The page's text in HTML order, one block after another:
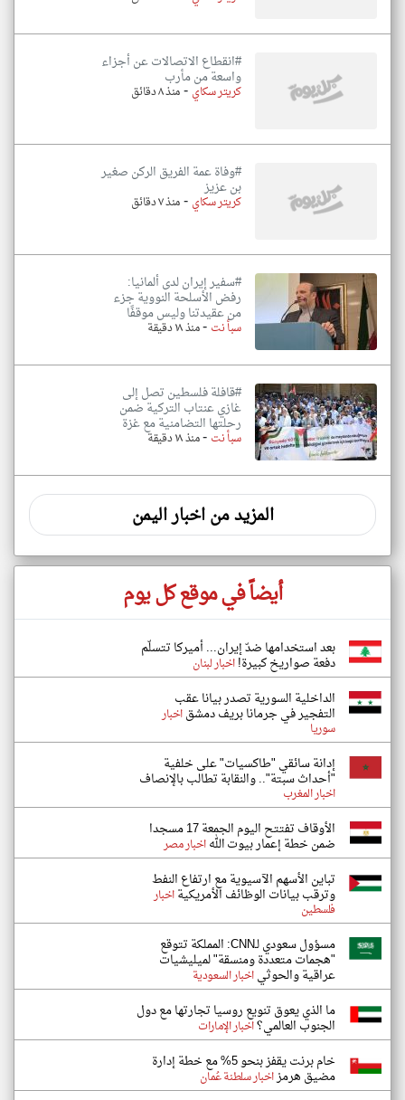
#انقطاع الاتصالات عن أجزاء
واسعة من مأرب
كريتر سكاي -منذ ٨ دقائق
#وفاة عمة الفريق الركن صغير
بن عزيز
كريتر سكاي -منذ ٧ دقائق
#سفير إيران لدى ألمانيا:
رفض الأسلحة النووية جزء
من عقيدتنا وليس موقفًا
سبأ نت-منذ ١٨ دقيقة
#قافلة فلسطين تصل إلى
غازي عنتاب التركية ضمن
رحلتها التضامنية مع غزة
سبأ نت -منذ ١٨ دقيقة
المزيد من اخبار اليمن
أيضاً في موقع كل يوم
بعد استخدامها ضدّ إيران... أميركا تتسلّم
دفعة صواريخ كبيرة!اخبار لبنان
الداخلية السورية تصدر بيانا عقب
التفجير في جرمانا بريف دمشقاخبار
سوريا
إدانة سائقي "طاكسيات" على خلفية
"أحداث سبتة".. والنقابة تطالب بالإنصاف
اخبار المغرب
الأوقاف تفتتح اليوم الجمعة 17 مسجدا
ضمن خطة إعمار بيوت اللهاخبار مصر
تباين الأسهم الآسيوية مع ارتفاع النفط
وترقب بيانات الوظائف الأمريكيةاخبار
فلسطين
مسؤول سعودي لـCNN: المملكة تتوقع
"هجمات متعددة ومنسقة" لميليشيات
عراقية والحوثياخبار السعودية
ما الذي يعوق تنويع روسيا تجارتها مع دول
الجنوب العالمي؟اخبار الإمارات
خام برنت يقفز بنحو 5% مع خطة إدارة
مضيق هرمزاخبار سلطنة عُمان